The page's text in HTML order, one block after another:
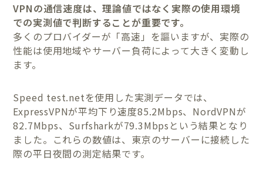
VPNの通信速度は、理論値ではなく実際の使用環境
での実測値で判断することが重要です。
多くのプロバイダーが「高速」を謳いますが、実際の
性能は使用地域やサーバー負荷によって大きく変動し
ます。
Speed test.netを使用した実測データでは、
ExpressVPNが平均下り速度85.2Mbps、NordVPNが
82.7Mbps、Surfsharkが79.3Mbpsという結果となり
ました。これらの数値は、東京のサーバーに接続した
際の平日夜間の測定結果です。